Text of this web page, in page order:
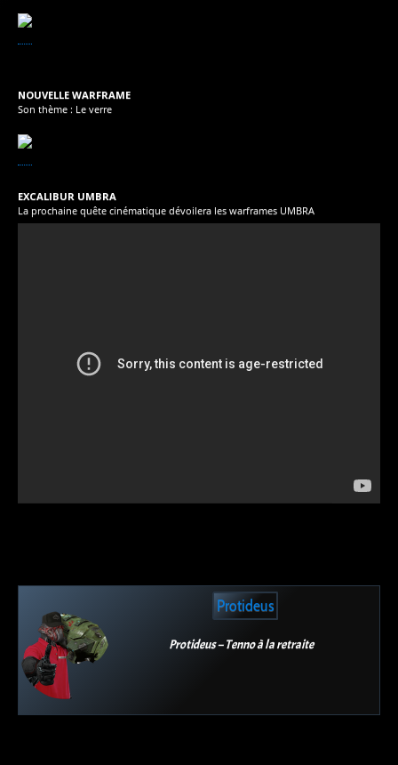
NOUVELLE WARFRAME
Son thème : Le verre
EXCALIBUR UMBRA
La prochaine quête cinématique dévoilera les warframes UMBRA
Protideus
Protideus – Tenno à la retraite